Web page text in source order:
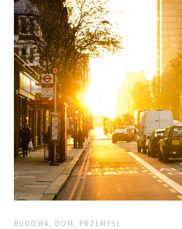
BUDOWA, DOM, PRZEMYSŁ